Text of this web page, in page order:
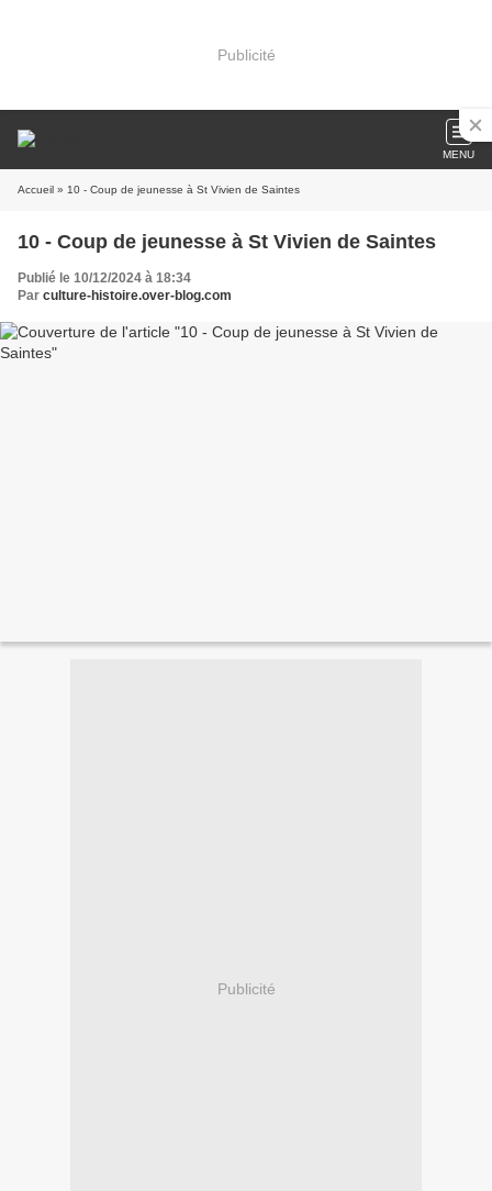
Publicité
MENU
Accueil » 10 - Coup de jeunesse à St Vivien de Saintes
10 - Coup de jeunesse à St Vivien de Saintes
Publié le 10/12/2024 à 18:34
Par culture-histoire.over-blog.com
Publicité